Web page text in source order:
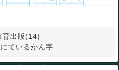
育出版(14)
ているかん字